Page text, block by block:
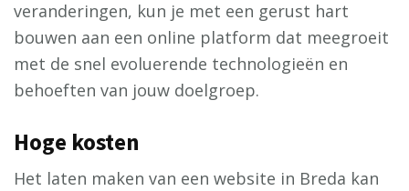
veranderingen, kun je met een gerust hart
bouwen aan een online platform dat meegroeit
met de snel evoluerende technologieën en
behoeften van jouw doelgroep.
Hoge kosten
Het laten maken van een website in Breda kan